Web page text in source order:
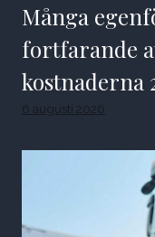
Många
fortfarande
kostnaderna
6 augusti 2026